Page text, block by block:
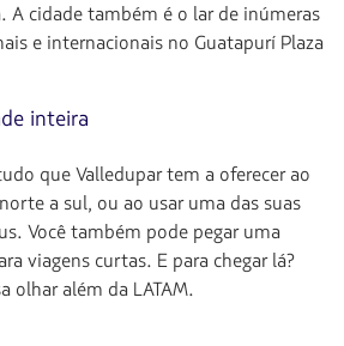
A cidade também é o lar de inúmeras
e internacionais no Guatapurí Plaza
inteira
que Valledupar tem a oferecer ao
a sul, ou ao usar uma das suas
Você também pode pegar uma
viagens curtas. E para chegar lá?
olhar além da LATAM.